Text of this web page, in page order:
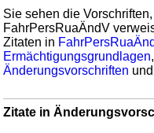
Sie sehen die
FahrPersRuaÄndV
Zitaten in
Ermächtigungsgrundlagen
Änderungsvorschriften
Zitate in